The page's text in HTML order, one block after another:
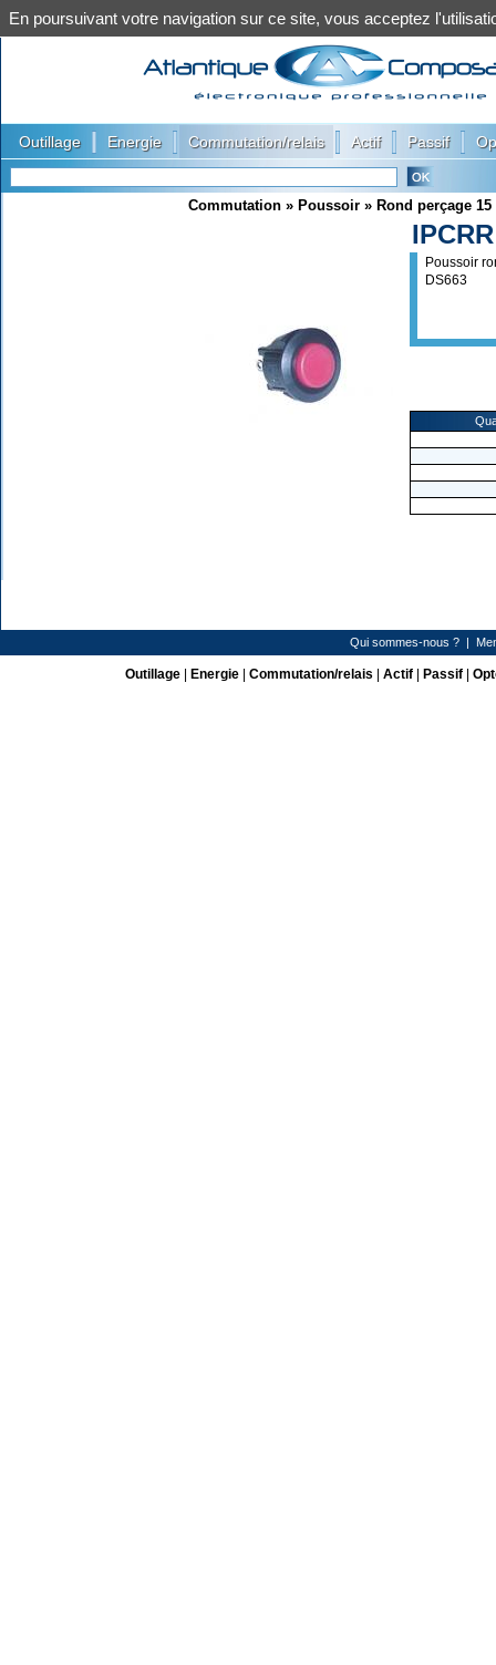
Outillage Energie Commutation/relais Actif Passif
Commutation » Poussoir » Rond perçage
IPCRR
Poussoir
DS663
Qui sommes-nous ?|
Outillage| Energie| Commutation/relais Actif| Passif|
En poursuivant votre navigation sur ce site, vous acceptez